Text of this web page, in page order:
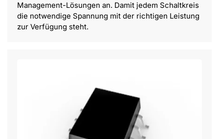
Management-Lösungen an. Damit jedem Schaltkreis
die notwendige Spannung mit der richtigen Leistung
zur Verfügung steht.